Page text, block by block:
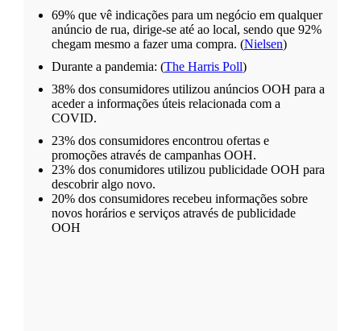
69% que vê indicações para um negócio em qualquer
anúncio de rua, dirige-se até ao local, sendo que 92%
chegam mesmo a fazer uma compra. (Nielsen)
Durante a pandemia: (The Harris Poll)
38% dos consumidores utilizou anúncios OOH para a
aceder a informações úteis relacionada com a
COVID.
23% dos consumidores encontrou ofertas e
promoções através de campanhas OOH.
23% dos conumidores utilizou publicidade OOH para
descobrir algo novo.
20% dos consumidores recebeu informações sobre
novos horários e serviços através de publicidade
OOH